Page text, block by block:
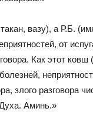
вазу), а Р.Б.
от
Как этот ковш
злого разговора
Аминь.»